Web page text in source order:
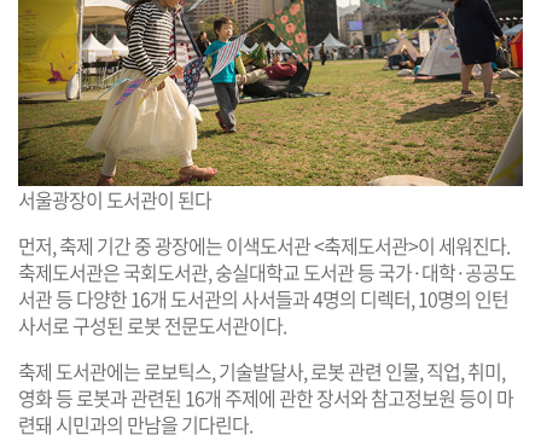
서울광장이 도서관이 된다
먼저, 축제 기간 중 광장에는 이색도서관 <축제도서관>이 세워진다.
축제도서관은 국회도서관, 숭실대학교 도서관 등 국가·대학·공공도
서관 등 다양한 16개 도서관의 사서들과 4명의 디렉터, 10명의 인턴
사서로 구성된 로봇 전문도서관이다.
축제 도서관에는 로보틱스, 기술발달사, 로봇 관련 인물, 직업, 취미,
영화 등 로봇과 관련된 16개 주제에 관한 장서와 참고정보원 등이 마
련돼 시민과의 만남을 기다린다.